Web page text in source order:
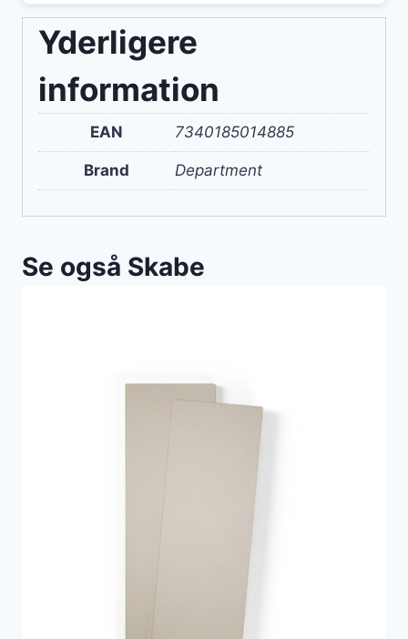
Yderligere
information
EAN 7340185014885
Brand Department
Se også Skabe